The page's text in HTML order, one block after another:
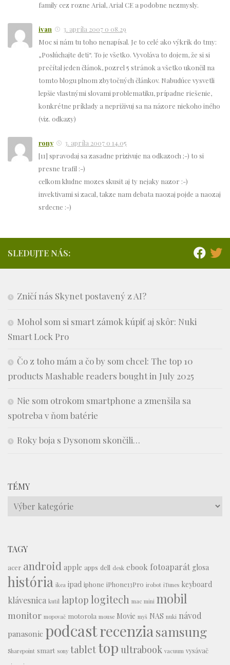
family cez rozne Arial, Arial CE a podobne nezmysly.
ivan
3. apríla 2007 o 08.29
Moc si nám tu toho nenapísal. Je to celé ako výkrik do tmy:
„Poslúchajte deti“. To je všetko. Vyvoláva to dojem, že si si
prečítal jeden článok, pozrel 5 stránok a všetko ukončil na
tomto blogu plnom zbytočných článkov. Nabudúce vysvetli
lepšie vlastnými slovami problematiku, prípadne riešenie,
konkrétne príklady a nepriživuj sa na názore niekoho iného
(viz. odkazy)
rony
3. apríla 2007 o 14.05
[11] spravodaj sa zasadne prizivuje na odkazoch ;-) to si
presne trafil :-)
celkom kludne mozes skusit aj ty nejaky nazor :-)
invektivami si zacal, takze nam debata naozaj pojde a naozaj
srdecne :-)
SLEDUJTE NÁS:
Zničí nás Skynet postavený z AI?
Mohol som si smart zámok kúpiť aj skôr: Nuki
Smart Lock Pro
Čo z toho mám a čo by som chcel: The top 10
products Mashable readers bought in July 2025
Nie som otrokom smartphone a zmenšila sa
spotreba v ňom batérie
Roky boja s Dysonom skončili…
TÉMY
Témy
TAGY
acer android apple apps dell desk ebook fotoaparát glosa
história ikea ipad iphone iPhone13Pro irobot iTunes keyboard
klávesnica kutil laptop logitech mac mini mobil
monitor mopovač motorola mouse Movie myš NAS nuki návod
panasonic podcastrecenziasamsung
Sharepoint smart sony tablettop ultrabook vacuum vysávač